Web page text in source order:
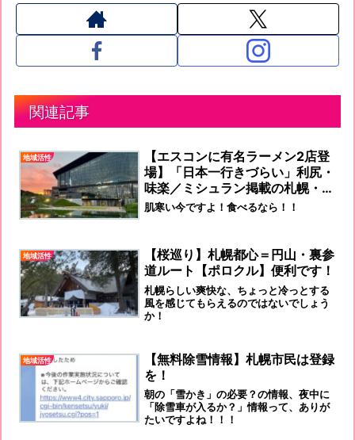
関連記事
地域活性
【エスコンに有名ラーメン2店登
場】「日本一行きづらい」利尻・
味楽／ミシュラン掲載の札幌・ま
るは
肌寒い今ですよ！食べるなら！！
地域活性
【桜巡り】札幌都心＝円山・裏参
道ルート【ポロクル】便利です！
札幌らしい爽快な、ちょっと冷っとする
風を感じてもらえるのではないでしょう
か！
地域活性
【無料除雪情報】札幌市民は登録
を！
朝の「雪かき」の必要？の情報、夜中に
「除雪車が入るか？」情報って、ありが
たいですよね！！！